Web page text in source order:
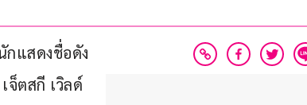
กแสดงชื่อดัง
จ็ตสกี เวิลด์